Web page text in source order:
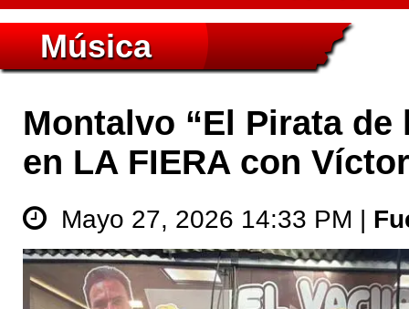
Música
Montalvo “El Pirata de
en LA FIERA con
Mayo 27, 2026 14:33 PM |